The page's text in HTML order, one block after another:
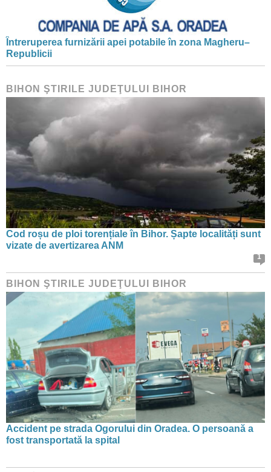
Întreruperea furnizării apei potabile în zona Magheru–
Republicii
BIHON ŞTIRILE JUDEŢULUI BIHOR
Cod roșu de ploi torențiale în Bihor. Șapte localități sunt
vizate de avertizarea ANM
1
BIHON ŞTIRILE JUDEŢULUI BIHOR
Accident pe strada Ogorului din Oradea. O persoană a
fost transportată la spital